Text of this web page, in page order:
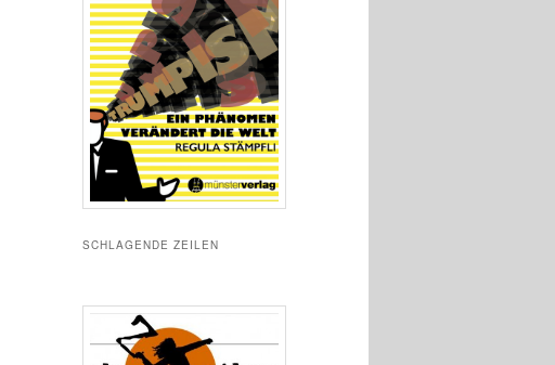
SCHLAGENDE ZEILEN